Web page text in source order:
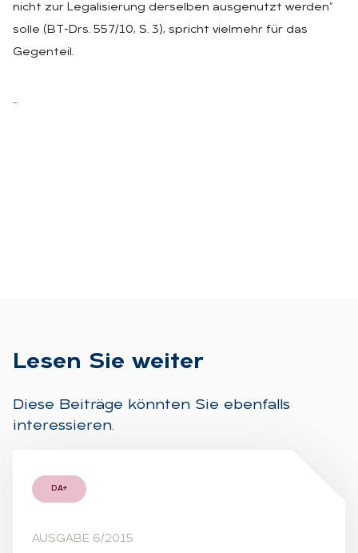
nicht zur Legalisierung derselben ausgenutzt werden“
solle (BT-Drs. 557/10, S. 3), spricht vielmehr für das
Gegenteil.
…
Le­sen Sie wei­ter
Diese Beiträge könnten Sie ebenfalls
interessieren.
DA+
AUSGABE 6/2015